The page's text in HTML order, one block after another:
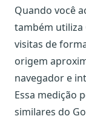
Quando você
também utiliza
visitas de
origem
navegador e
Essa medição
similares do